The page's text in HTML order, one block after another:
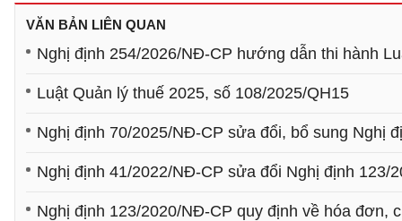
VĂN BẢN LIÊN QUAN
Nghị định 254/2026/NĐ-CP hướng dẫn thi hành
Luật Quản lý thuế 2025, số 108/2025/QH15
Nghị định 70/2025/NĐ-CP sửa đổi, bổ sung Nghị
Nghị định 41/2022/NĐ-CP sửa đổi Nghị định
Nghị định 123/2020/NĐ-CP quy định về hóa đơn,